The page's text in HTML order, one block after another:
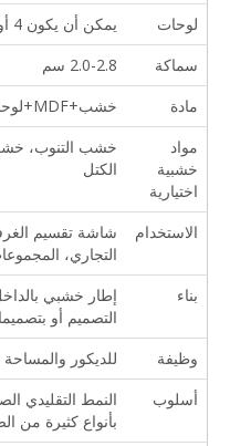
لوحات
يمكن أن يكون 4 أو 6 أو أكثر حسب طلب محدد
سماكة
2.0-2.8 سم
مادة
خشب+MDF+لوحات ملونة وصديقة للبيئة
مواد
خشبية
اختيارية
خشب التنوب،
الكتل
الاستخدام
شاشة تقسيم
التجاري،
بناء
إطار خشبي
التصميم أو
وظيفة
للديكور والمساحة
أسلوب
النمط التقليدي
بأنواع كثيرة من